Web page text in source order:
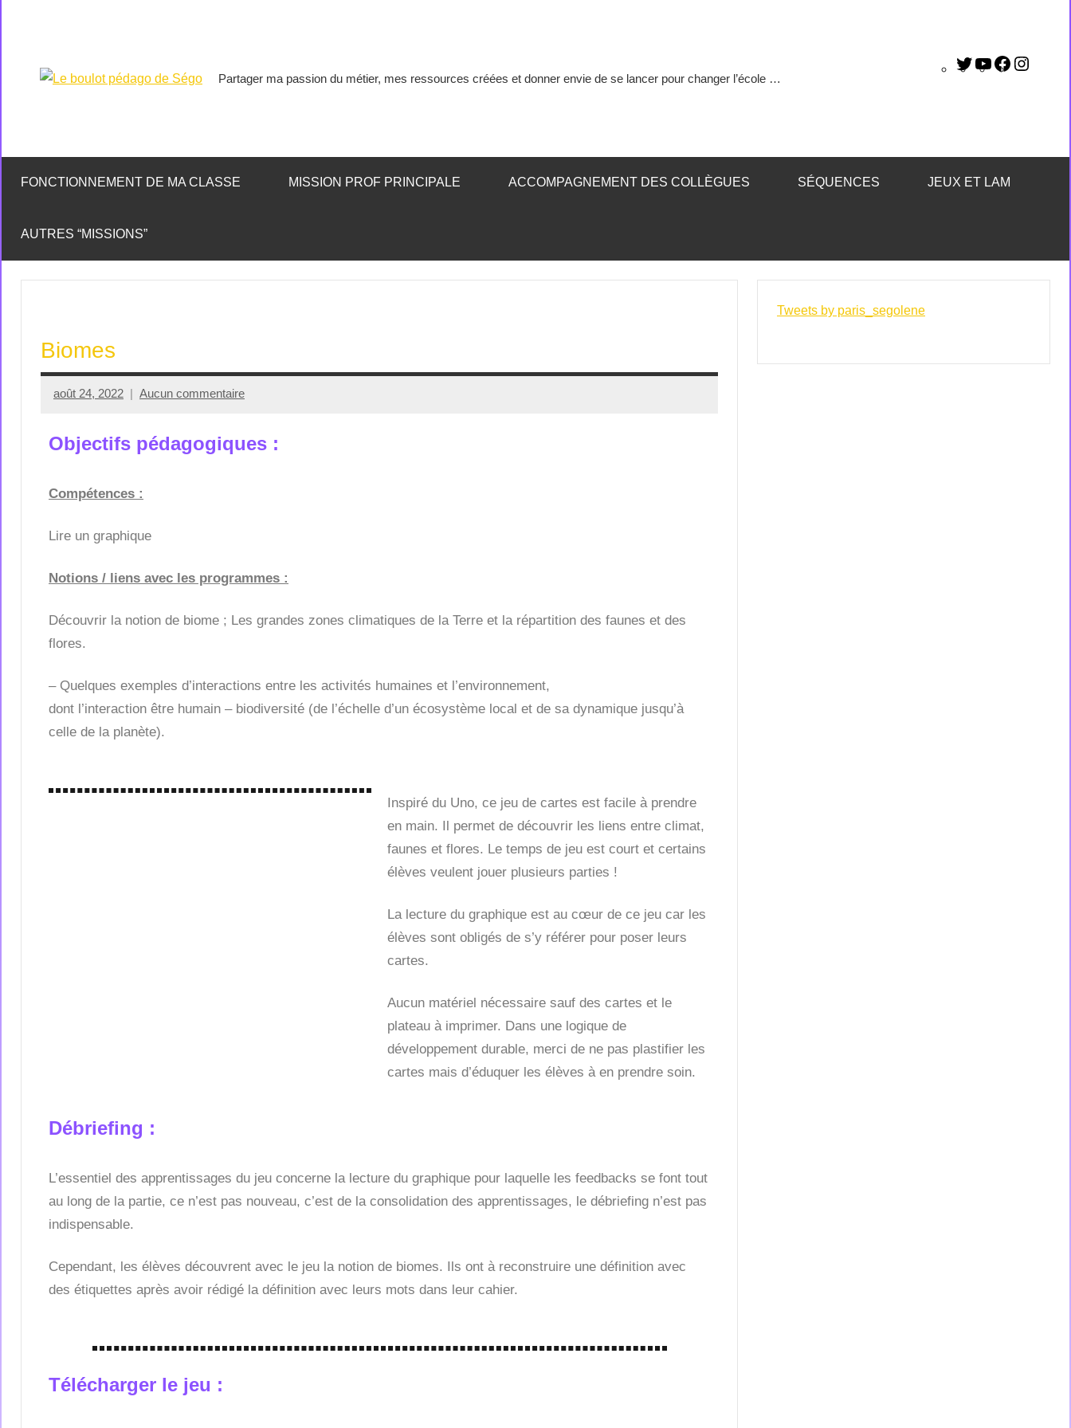
pédago
Ségo
Partager ma passion du métier, mes ressources créées et donner envie de se lancer pour changer l’école …
FONCTIONNEMENT DE MA CLASSE MISSION PROF PRINCIPALE ACCOMPAGNEMENT DES COLLÈGUES SÉQUENCES JEUX ET LAM
AUTRES “MISSIONS”
Biomes
août 24, 2022
Seg0_La_Vraie
Aucun commentaire
Objectifs pédagogiques :
Compétences :
Lire un graphique
Notions / liens avec les programmes :
Découvrir la notion de biome ; Les grandes zones climatiques de la Terre et la répartition des faunes et des
flores.
– Quelques exemples d’interactions entre les activités humaines et l’environnement,
dont l’interaction être humain – biodiversité (de l’échelle d’un écosystème local et de sa dynamique jusqu’à
celle de la planète).
Inspiré du Uno, ce jeu de cartes est facile à prendre
en main. Il permet de découvrir les liens entre climat,
faunes et flores. Le temps de jeu est court et certains
élèves veulent jouer plusieurs parties !
La lecture du graphique est au cœur de ce jeu car les
élèves sont obligés de s’y référer pour poser leurs
cartes.
Aucun matériel nécessaire sauf des cartes et le
plateau à imprimer. Dans une logique de
développement durable, merci de ne pas plastifier les
cartes mais d’éduquer les élèves à en prendre soin.
Débriefing :
L’essentiel des apprentissages du jeu concerne la lecture du graphique pour laquelle les feedbacks se font tout
au long de la partie, ce n’est pas nouveau, c’est de la consolidation des apprentissages, le débriefing n’est pas
indispensable.
Cependant, les élèves découvrent avec le jeu la notion de biomes. Ils ont à reconstruire une définition avec
des étiquettes après avoir rédigé la définition avec leurs mots dans leur cahier.
Télécharger le jeu :
Tweets by paris_segolene